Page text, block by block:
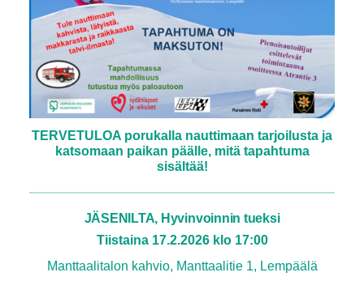
TERVETULOA porukalla nauttimaan tarjoilusta ja
katsomaan paikan päälle, mitä tapahtuma
sisältää!
JÄSENILTA, Hyvinvoinnin tueksi
Tiistaina 17.2.2026 klo 17:00
Manttaalitalon kahvio, Manttaalitie 1, Lempäälä